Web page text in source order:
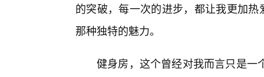
的突破，每一次的进步，都让我更加
那种独特的魅力。
健身房，这个曾经对我而言只是一